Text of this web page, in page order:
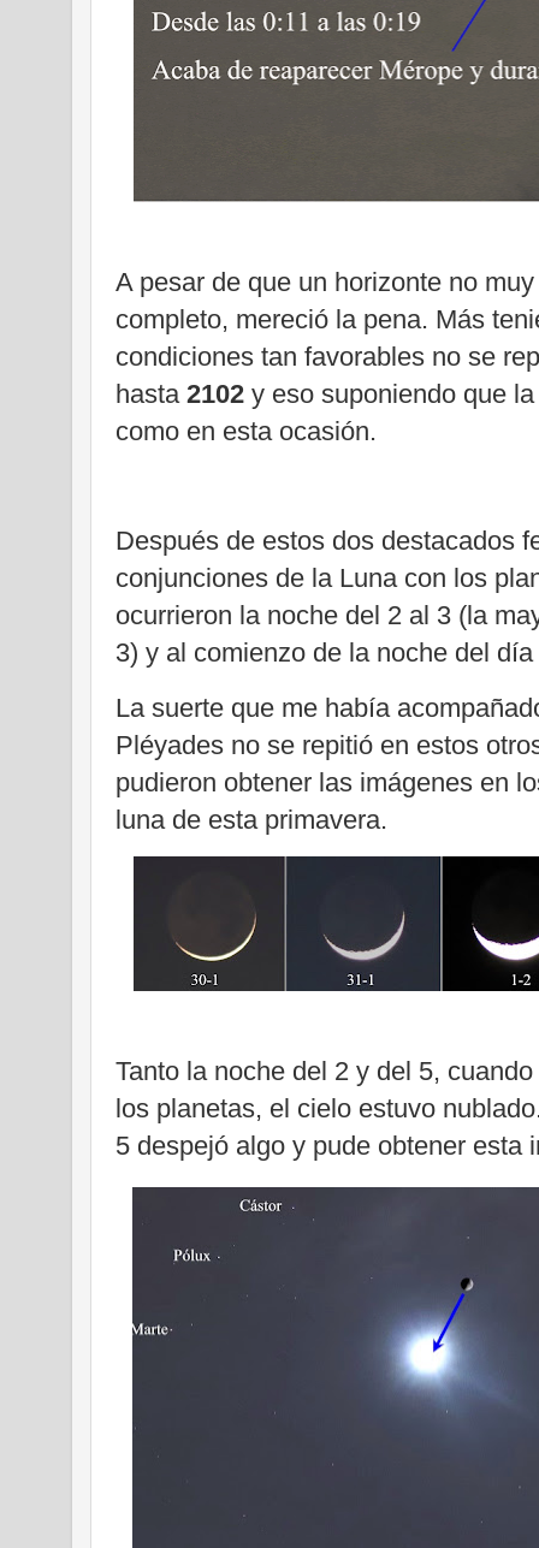
A pesar de que un horizonte no
completo, mereció la pena. Más
condiciones tan favorables no se
hasta 2102 y eso suponiendo que
como en esta ocasión.
Después de estos dos destacados
conjunciones de la Luna con los
ocurrieron la noche del 2 al 3 (la
3) y al comienzo de la noche del día
La suerte que me había
Pléyades no se repitió en estos
pudieron obtener las imágenes en
luna de esta primavera.
Tanto la noche del 2 y del 5,
los planetas, el cielo estuvo
5 despejó algo y pude obtener esta